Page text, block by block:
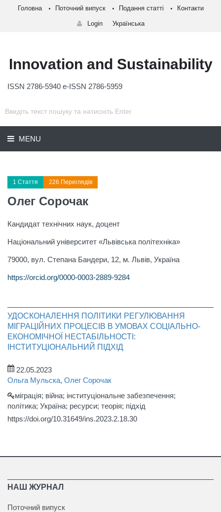
Головна Поточний випуск Подання статті Контакти
Login Українська
Innovation and Sustainability
ISSN 2786-5940 e-ISSN 2786-5959
MENU
1 Стаття 226 Переглядів
Олег Сорочак
Кандидат технічних наук, доцент
Національний університет «Львівська політехніка»
79000, вул. Степана Бандери, 12, м. Львів, Україна
https://orcid.org/0000-0003-2889-9284
УДОСКОНАЛЕННЯ ПОЛІТИКИ РЕГУЛЮВАННЯ
МІГРАЦІЙНИХ ПРОЦЕСІВ В УМОВАХ СОЦІАЛЬНО-
ЕКОНОМІЧНОЇ НЕСТАБІЛЬНОСТІ:
ІНСТИТУЦІОНАЛЬНИЙ ПІДХІД
22.05.2023
Ольга Мульска, Олег Сорочак
міграція; війна; інституціональне забезпечення;
політика; Україна; ресурси; теорія; підхід
https://doi.org/10.31649/ins.2023.2.18.30
НАШ ЖУРНАЛ
Поточний випуск